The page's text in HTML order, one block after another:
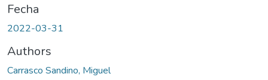
Fecha
2022-03-31
Authors
Carrasco Sandino, Miguel